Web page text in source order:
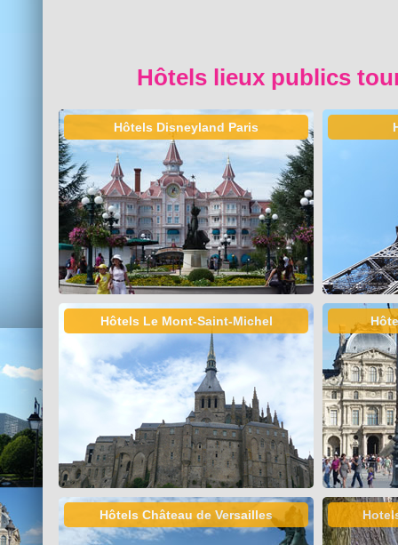
Hôtels lieux publics
Hôtels Disneyland Paris
Hôtels Le Mont-Saint-Michel
Hôtels Château de Versailles